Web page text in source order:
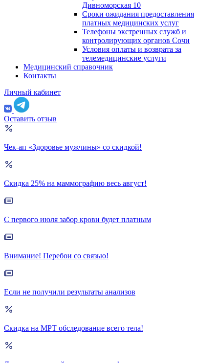
Дивноморская 10
Сроки ожидания предоставления
платных медицинских услуг
Телефоны экстренных служб и
контролирующих органов Сочи
Условия оплаты и возврата за
телемедицинские услуги
Медицинский справочник
Контакты
Личный кабинет
Оставить отзыв
Чек-ап «Здоровье мужчины» со скидкой!
Скидка 25% на маммографию весь август!
С первого июля забор крови будет платным
Внимание! Перебои со связью!
Если не получили результаты анализов
Скидка на МРТ обследование всего тела!